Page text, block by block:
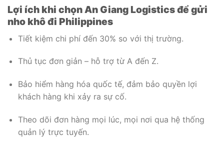
Lợi ích khi chọn An Giang Logistics để gửi
nho khô đi Philippines
Tiết kiệm chi phí đến 30% so với thị trường.
Thủ tục đơn giản – hỗ trợ từ A đến Z.
Bảo hiểm hàng hóa quốc tế, đảm bảo quyền lợi
khách hàng khi xảy ra sự cố.
Theo dõi đơn hàng mọi lúc, mọi nơi qua hệ thống
quản lý trực tuyến.